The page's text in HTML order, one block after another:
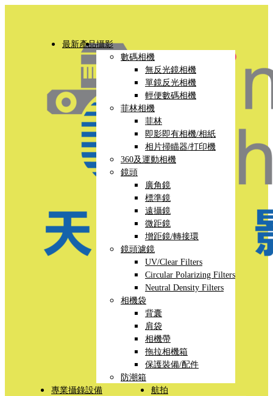
最新產品攝影
數碼相機
無反光鏡相機
單鏡反光相機
輕便數碼相機
菲林相機
菲林
即影即有相機/相紙
相片掃瞄器/打印機
360及運動相機
鏡頭
廣角鏡
標準鏡
遠攝鏡
微距鏡
增距鏡/轉接環
鏡頭濾鏡
UV/Clear Filters
Circular Polarizing Filters
Neutral Density Filters
相機袋
背囊
肩袋
相機帶
拖拉相機箱
保護裝備/配件
防潮箱
專業攝錄設備
航拍